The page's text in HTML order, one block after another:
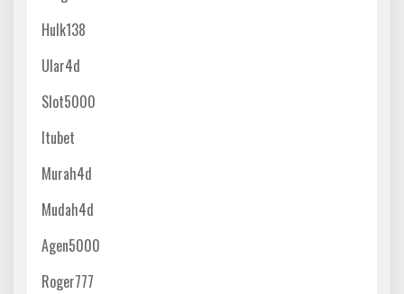
Hulk138
Ular4d
Slot5000
Itubet
Murah4d
Mudah4d
Agen5000
Roger777